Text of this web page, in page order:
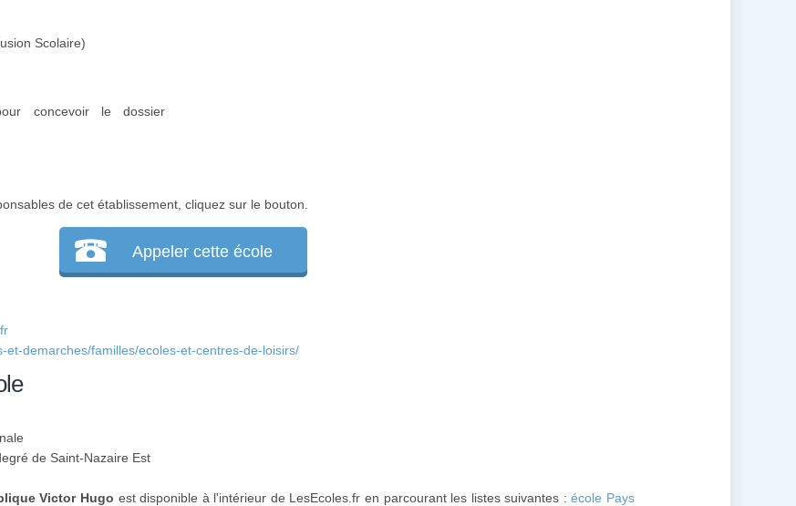
Scolaire)
concevoir le dossier
de cet établissement, cliquez sur le bouton.
Appeler cette école
et-demarches/familles/ecoles-et-centres-de-loisirs/
de Saint-Nazaire Est
Victor Hugo est disponible à l'intérieur de LesEcoles.fr en parcourant les listes suivantes :école Pays